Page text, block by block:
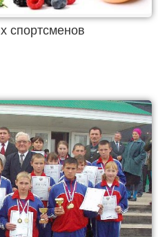
спортсменов